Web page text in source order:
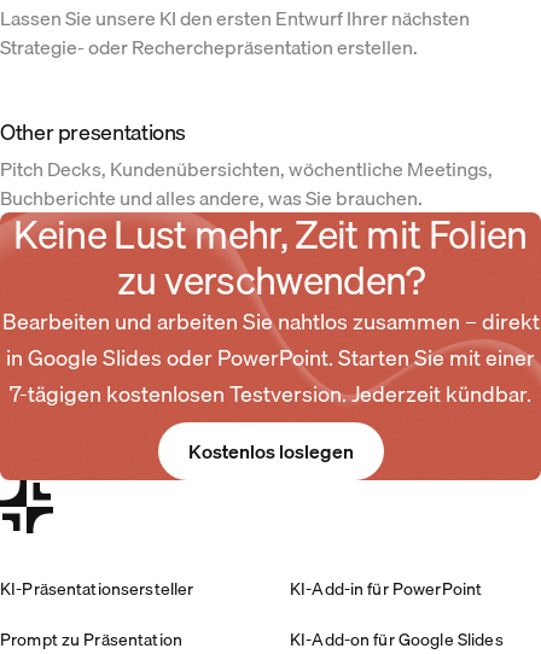
Lassen Sie unsere KI den ersten Entwurf Ihrer nächsten
Strategie- oder Recherchepräsentation erstellen.
Other presentations
Pitch Decks, Kundenübersichten, wöchentliche Meetings,
Buchberichte und alles andere, was Sie brauchen.
Keine Lust mehr, Zeit mit Folien
zu verschwenden?
Bearbeiten und arbeiten Sie nahtlos zusammen – direkt
in Google Slides oder PowerPoint. Starten Sie mit einer
7-tägigen kostenlosen Testversion. Jederzeit kündbar.
Kostenlos loslegen
KI-Präsentationsersteller
Prompt zu Präsentation
KI-Add-in für PowerPoint
KI-Add-on für Google Slides